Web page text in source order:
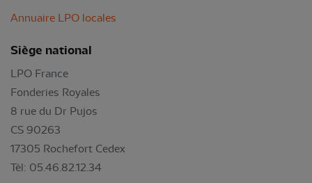
Annuaire LPO locales
Siège national
LPO France
Fonderies Royales
8 rue du Dr Pujos
CS 90263
17305 Rochefort Cedex
Tél: 05.46.82.12.34